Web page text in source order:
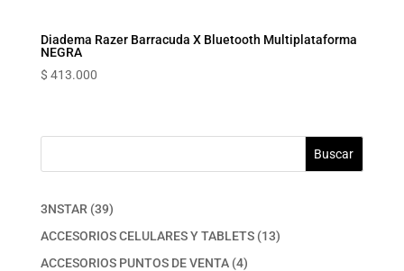
Diadema Razer Barracuda X Bluetooth Multiplataforma
NEGRA
$ 413.000
Buscar
3NSTAR 3939
productos
ACCESORIOS CELULARES Y TABLETS 1313
ACCESORIOS PUNTOS DE VENTA 44